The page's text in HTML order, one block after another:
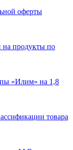
оферты
на продукты по
«Илим» на 1,8
товара